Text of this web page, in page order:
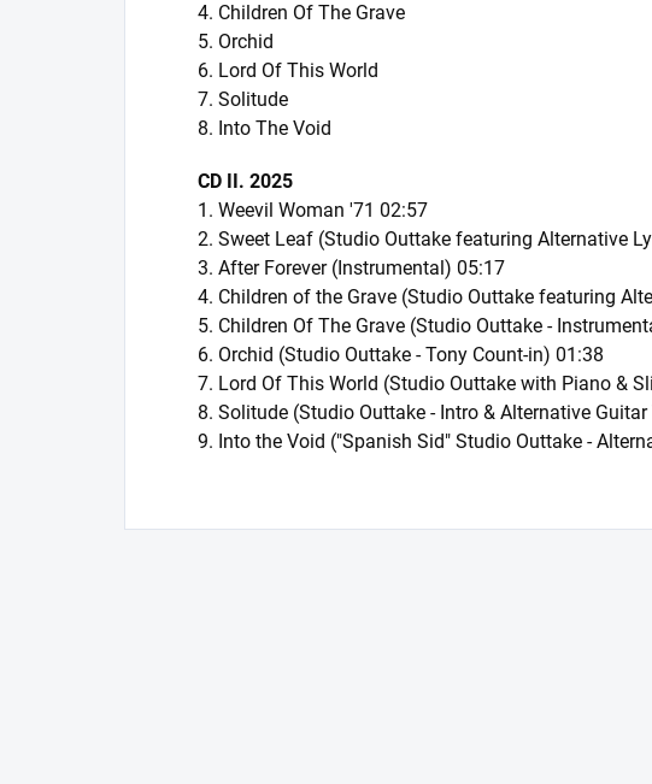
4. Children Of The Grave
5. Orchid
6. Lord Of This World
7. Solitude
8. Into The Void
CD II. 2025
1. Weevil Woman '71 02:57
2. Sweet Leaf (Studio Outtake featuring Alternative
3. After Forever (Instrumental) 05:17
4. Children of the Grave (Studio Outtake featuring
5. Children Of The Grave (Studio Outtake -
6. Orchid (Studio Outtake - Tony Count-in) 01:38
7. Lord Of This World (Studio Outtake with Piano &
8. Solitude (Studio Outtake - Intro & Alternative
9. Into the Void ("Spanish Sid" Studio Outtake -